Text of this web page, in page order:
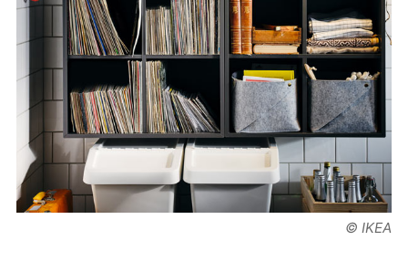
© IKEA